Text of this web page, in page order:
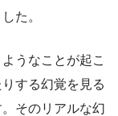
た。
うなことが起こ
する幻覚を見る
そのリアルな幻